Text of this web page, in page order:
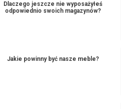
Dlaczego jeszcze nie wyposażyłeś
odpowiednio swoich magazynów?
Jakie powinny być nasze meble?